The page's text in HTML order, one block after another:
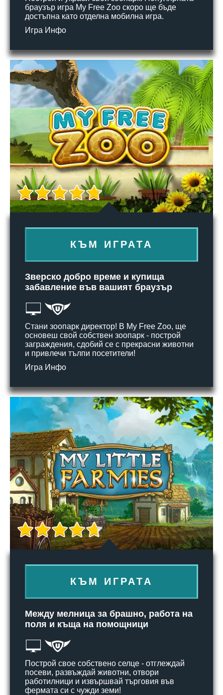
браузър игра My Free Zoo скоро ще бъде
достъпна като отделна мобилна игра.
Игра Инфо
КЪМ ИГРАТА
Зверско добро време и купища
забавление във вашият браузър
Стани зоопарк директор! В My Free Zoo, ще
основеш свой собствен зоопарк - построй
заграждения, сдобий се с прекрасни животни
и привлечи тълпи посетители!
Игра Инфо
КЪМ ИГРАТА
Между мелница за брашно, работа на
поля и къща на помощници
Построй свое собствено селце - отглеждай
посеви, развъждай животни, отвори
работилници и извършвай търговия във
фермата си с чужди земи!